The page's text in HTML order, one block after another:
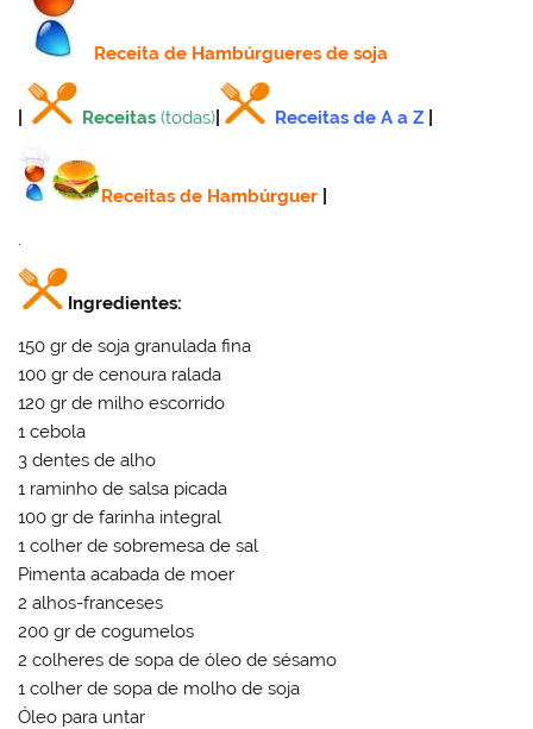
Receitade Hambúrgueres de soja
Receitas (todas) Receitas de A a Z
Receitas de Hambúrguer
.
Ingredientes:
150 gr de soja granulada fina
100 gr de cenoura ralada
120 gr de milho escorrido
1 cebola
3 dentes de alho
1 raminho de salsa picada
100 gr de farinha integral
1 colher de sobremesa de sal
Pimenta acabada de moer
2 alhos-franceses
200 gr de cogumelos
2 colheres de sopa de óleo de sésamo
1 colher de sopa de molho de soja
Óleo para untar